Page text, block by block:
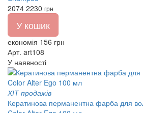
2074 2230 грн
У кошик
економія 156 грн
Арт. art108
У наявності
ХІТ продажів
Кератинова перманентна фарба для